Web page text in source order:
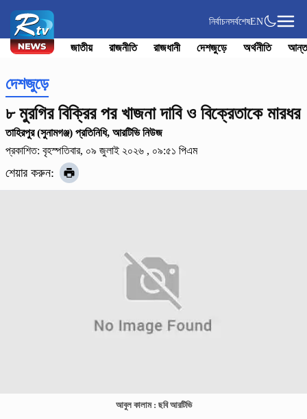
নির্বাচনসর্বশেষEN
জাতীয় রাজনীতি রাজধানী দেশজুড়ে অর্থনীতি
দেশজুড়ে
৮ মুরগির বিক্রির পর খাজনা দাবি ও বিক্রেতাকে মারধর
তাহিরপুর (সুনামগঞ্জ) প্রতিনিধি, আরটিভি নিউজ
প্রকাশিত: বৃহস্পতিবার, ০৯ জুলাই ২০২৬ , ০৯:৫১ পিএম
শেয়ার করুন:
আবুল কালাম : ছবি আরটিভি